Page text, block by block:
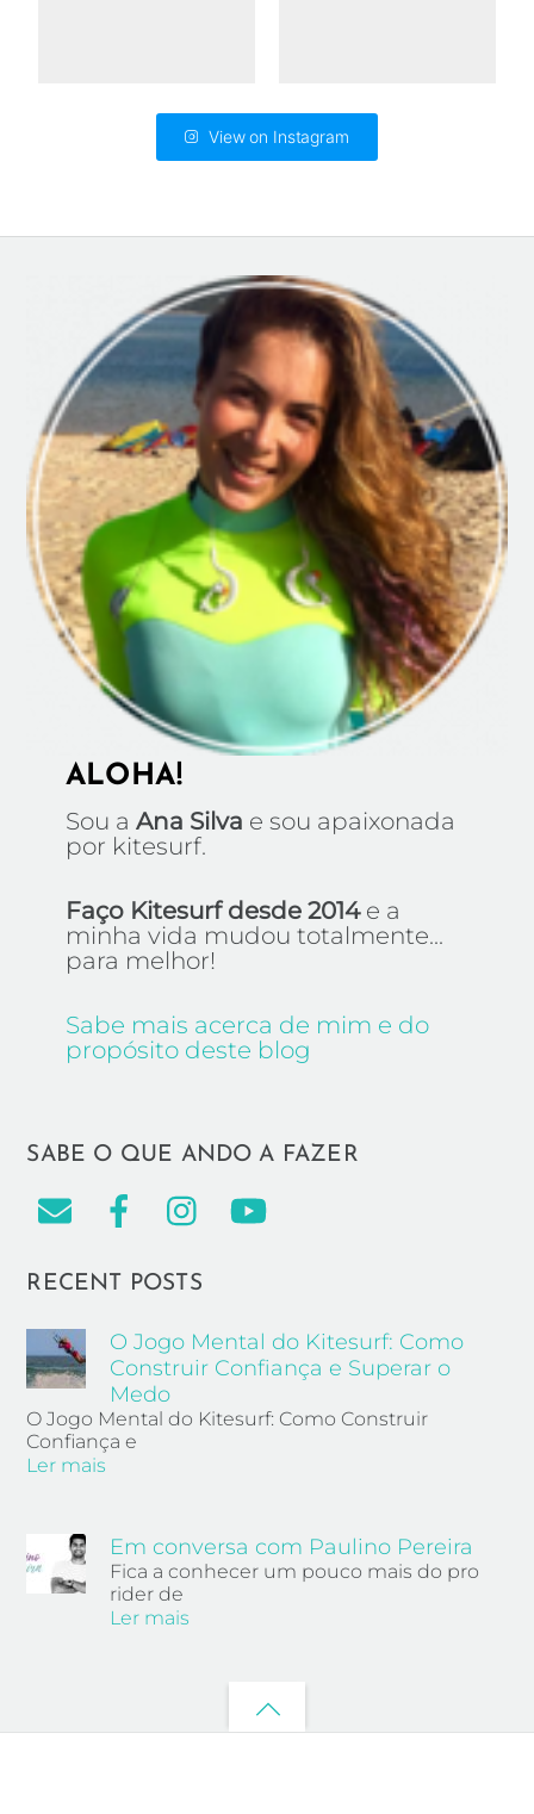
View on Instagram
ALOHA!
Sou a Ana Silva e sou apaixonada
por kitesurf.
Faço Kitesurf desde 2014e a
minha vida mudou totalmente...
para melhor!
Sabe mais acerca de mim e do
propósito deste blog
SABE O QUE ANDO A FAZER
RECENT POSTS
O Jogo Mental do Kitesurf: Como
Construir Confiança e Superar o
Medo
O Jogo Mental do Kitesurf: Como Construir
Confiança e
Ler mais
Em conversa com Paulino Pereira
Fica a conhecer um pouco mais do pro
rider de
Ler mais
Back